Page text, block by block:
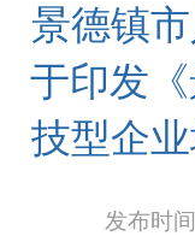
景德镇
于印发
技型企
发布时